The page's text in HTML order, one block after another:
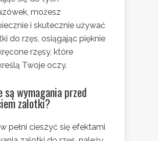
możesz
i skutecznie używać
do rzęs, osiągając pięknie
rzęsy, które
Twoje oczy.
są wymagania przed
zalotki?
pełni cieszyć się efektami